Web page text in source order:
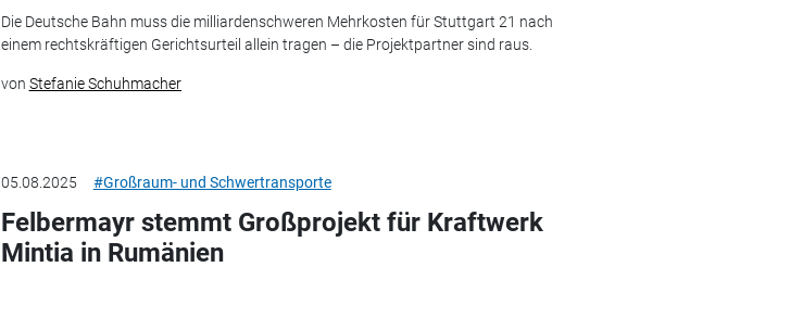
Die Deutsche Bahn muss die milliardenschweren Mehrkosten für Stuttgart 21 nach
einem rechtskräftigen Gerichtsurteil allein tragen – die Projektpartner sind raus.
von Stefanie Schuhmacher
05.08.2025 #Großraum- und Schwertransporte
Felbermayr stemmt Großprojekt für Kraftwerk
Mintia in Rumänien